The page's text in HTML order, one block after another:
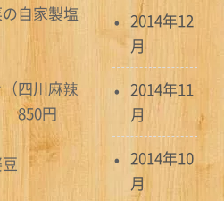
家製塩
炒め
四川麻辣
850円
2014年12
月
2014年11
月
2014年10
月